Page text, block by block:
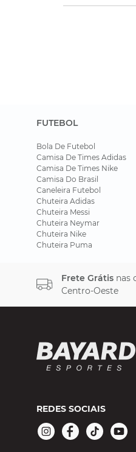
FUTEBOL
Bola De Futebol
Camisa De Times Adidas
Camisa De Times Nike
Camisa Do Brasil
Caneleira Futebol
Chuteira Adidas
Chuteira Messi
Chuteira Neymar
Chuteira Nike
Chuteira Puma
Frete Grátis nas
Centro-Oeste
REDES SOCIAIS